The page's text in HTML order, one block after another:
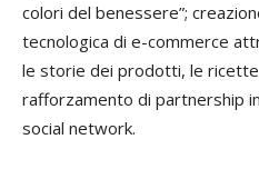
colori del benessere”;
tecnologica di e-commerce
le storie dei prodotti, le
rafforzamento di partnership
social network.